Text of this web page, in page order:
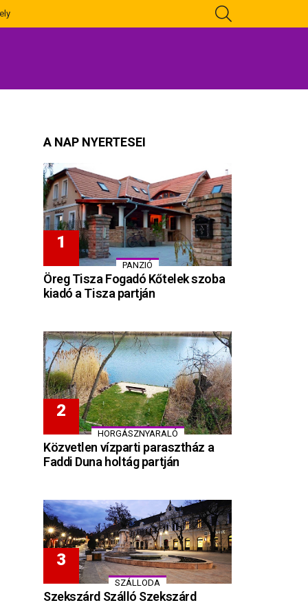
A NAP NYERTESEI
PANZIÓ
Öreg Tisza Fogadó Kőtelek szoba
kiadó a Tisza partján
HORGÁSZNYARALÓ
Közvetlen vízparti parasztház a
Faddi Duna holtág partján
SZÁLLODA
Szekszárd Szálló Szekszárd